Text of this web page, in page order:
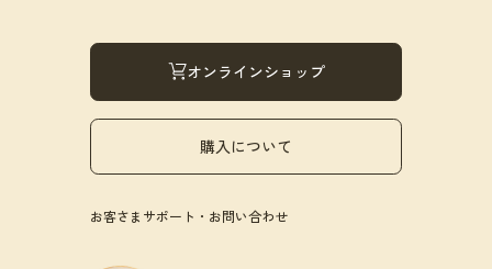
オンラインショップ
購入について
お客さまサポート・お問い合わせ